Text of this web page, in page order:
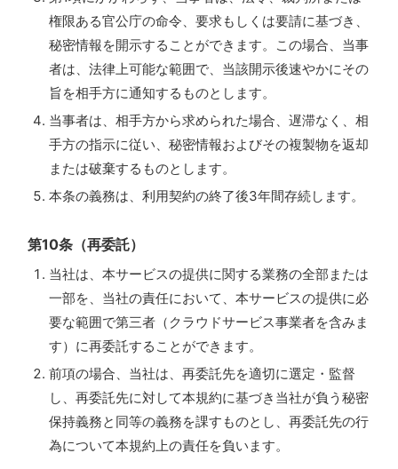
権限ある官公庁の命令、要求もしくは要請に基づき、
秘密情報を開示することができます。この場合、当事
者は、法律上可能な範囲で、当該開示後速やかにその
旨を相手方に通知するものとします。
当事者は、相手方から求められた場合、遅滞なく、相
手方の指示に従い、秘密情報およびその複製物を返却
または破棄するものとします。
本条の義務は、利用契約の終了後3年間存続します。
第10条（再委託）
当社は、本サービスの提供に関する業務の全部または
一部を、当社の責任において、本サービスの提供に必
要な範囲で第三者（クラウドサービス事業者を含みま
す）に再委託することができます。
前項の場合、当社は、再委託先を適切に選定・監督
し、再委託先に対して本規約に基づき当社が負う秘密
保持義務と同等の義務を課すものとし、再委託先の行
為について本規約上の責任を負います。